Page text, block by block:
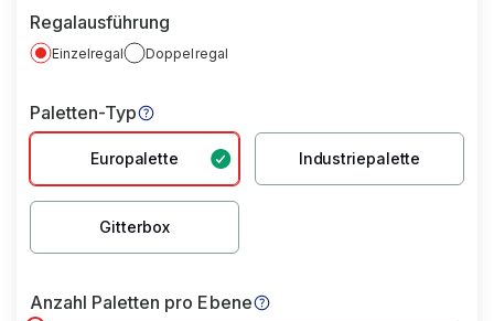
Regalausführung
Einzelregal Doppelregal
Paletten-Typ
Europalette Industriepalette
Gitterbox
Anzahl Paletten pro Ebene